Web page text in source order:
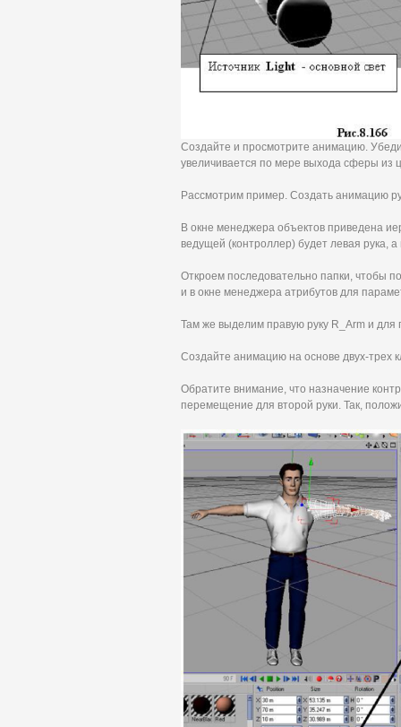
Создайте и просмотрите анимацию.
увеличивается по мере выхода сферы из
Рассмотрим пример. Создать анимацию
В окне менеджера объектов приведена
ведущей (контроллер) будет левая рука,
Откроем последовательно папки, чтобы
и в окне менеджера атрибутов для
Там же выделим правую руку R_Arm и
Создайте анимацию на основе двух-трех
Обратите внимание, что назначение
перемещение для второй руки. Так,